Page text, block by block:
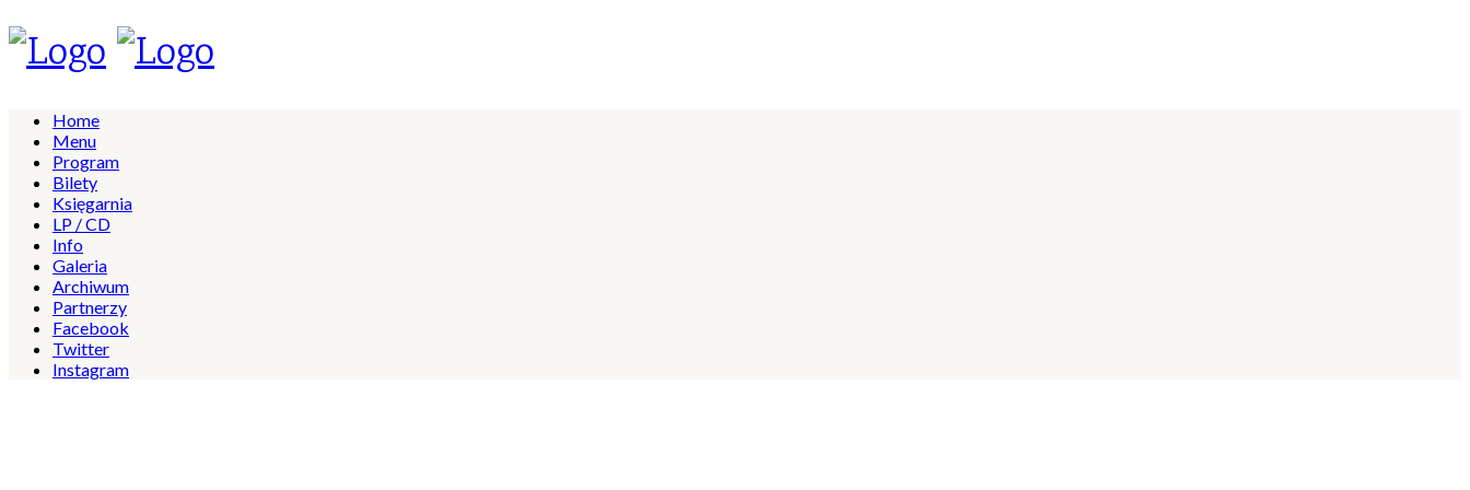
Home
Menu
Program
Bilety
Księgarnia
LP / CD
Info
Galeria
Archiwum
Partnerzy
Facebook
Twitter
Instagram